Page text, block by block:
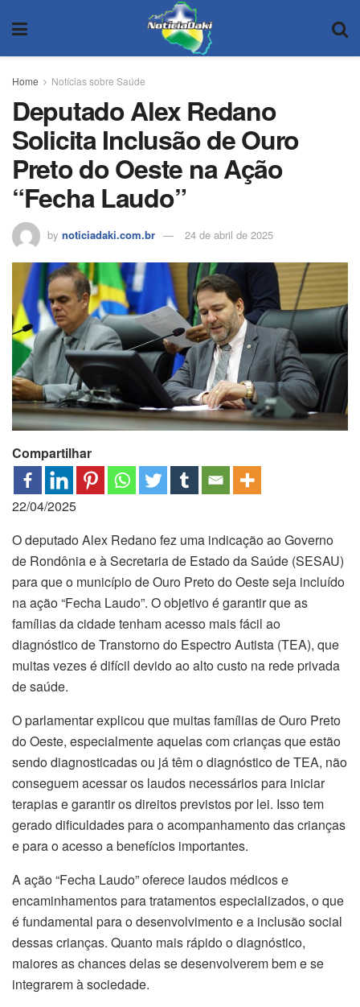
Home Notícias sobre Saúde
Deputado Alex Redano
Solicita Inclusão de Ouro
Preto do Oeste na Ação
“Fecha Laudo”
by noticiadaki.com.br 24 de abril de 2025
Compartilhar
22/04/2025
O deputado Alex Redano fez uma indicação ao Governo
de Rondônia e à Secretaria de Estado da Saúde (SESAU)
para que o município de Ouro Preto do Oeste seja incluído
na ação “Fecha Laudo”. O objetivo é garantir que as
famílias da cidade tenham acesso mais fácil ao
diagnóstico de Transtorno do Espectro Autista (TEA), que
muitas vezes é difícil devido ao alto custo na rede privada
de saúde.
O parlamentar explicou que muitas famílias de Ouro Preto
do Oeste, especialmente aquelas com crianças que estão
sendo diagnosticadas ou já têm o diagnóstico de TEA, não
conseguem acessar os laudos necessários para iniciar
terapias e garantir os direitos previstos por lei. Isso tem
gerado dificuldades para o acompanhamento das crianças
e para o acesso a benefícios importantes.
A ação “Fecha Laudo” oferece laudos médicos e
encaminhamentos para tratamentos especializados, o que
é fundamental para o desenvolvimento e a inclusão social
dessas crianças. Quanto mais rápido o diagnóstico,
maiores as chances delas se desenvolverem bem e se
integrarem à sociedade.